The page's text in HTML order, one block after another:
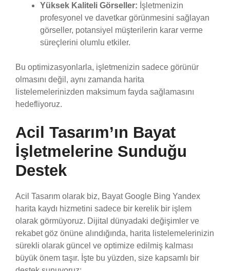
Yüksek Kaliteli Görseller: İşletmenizin
profesyonel ve davetkar görünmesini sağlayan
görseller, potansiyel müşterilerin karar verme
süreçlerini olumlu etkiler.
Bu optimizasyonlarla, işletmenizin sadece görünür
olmasını değil, aynı zamanda harita
listelemelerinizden maksimum fayda sağlamasını
hedefliyoruz.
Acil Tasarım’ın Bayat
İşletmelerine Sunduğu
Destek
Acil Tasarım olarak biz, Bayat Google Bing Yandex
harita kaydı hizmetini sadece bir kerelik bir işlem
olarak görmüyoruz. Dijital dünyadaki değişimler ve
rekabet göz önüne alındığında, harita listelemelerinizin
sürekli olarak güncel ve optimize edilmiş kalması
büyük önem taşır. İşte bu yüzden, size kapsamlı bir